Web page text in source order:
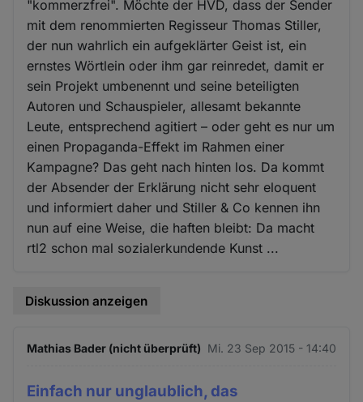
"kommerzfrei". Möchte der HVD, dass der Sender
mit dem renommierten Regisseur Thomas Stiller,
der nun wahrlich ein aufgeklärter Geist ist, ein
ernstes Wörtlein oder ihm gar reinredet, damit er
sein Projekt umbenennt und seine beteiligten
Autoren und Schauspieler, allesamt bekannte
Leute, entsprechend agitiert – oder geht es nur um
einen Propaganda-Effekt im Rahmen einer
Kampagne? Das geht nach hinten los. Da kommt
der Absender der Erklärung nicht sehr eloquent
und informiert daher und Stiller & Co kennen ihn
nun auf eine Weise, die haften bleibt: Da macht
rtl2 schon mal sozialerkundende Kunst ...
Diskussion anzeigen
Mathias Bader (nicht überprüft) Mi. 23 Sep 2015 - 14:40
Einfach nur unglaublich, das